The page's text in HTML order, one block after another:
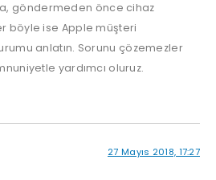
göndermeden önce cihaz
böyle ise Apple müşteri
anlatın. Sorunu çözemezler
yardımcı oluruz.
27 Mayıs 2018, 17:27